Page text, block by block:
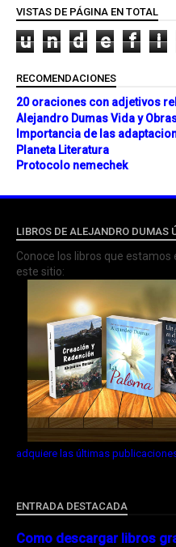
VISTAS DE PÁGINA EN TOTAL
u n d e f i
RECOMENDACIONES
20 oraciones con adjetivos
Alejandro Dumas Vida y
Importancia de las
Planeta Literatura
Protocolo nemechek
LIBROS DE ALEJANDRO DUMAS
Conoce los libros que
este sitio:
adquiere las últimas
ENTRADA DESTACADA
Como descargar libros